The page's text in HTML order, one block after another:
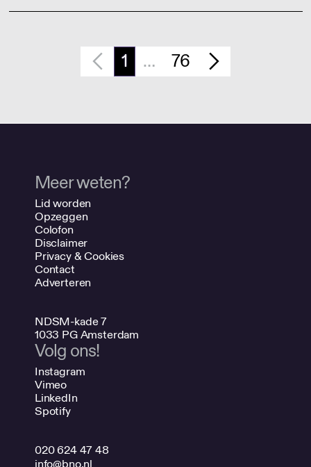
1 … 76
Meer weten?
Lid worden
Opzeggen
Colofon
Disclaimer
Privacy & Cookies
Contact
Adverteren
NDSM-kade 7
1033 PG Amsterdam
Volg ons!
Instagram
Vimeo
LinkedIn
Spotify
020 624 47 48
info@bno.nl